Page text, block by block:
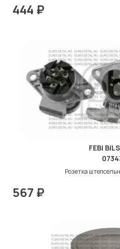
444 ₽
FEBI
Розетка
567 ₽